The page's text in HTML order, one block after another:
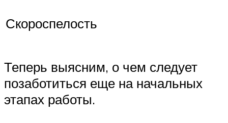
Скороспелость
Теперь выясним, о чем следует
позаботиться еще на начальных
этапах работы.